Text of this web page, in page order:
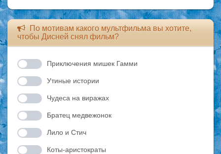
По мотивам какого мультфильма вы хотите,
чтобы Дисней снял фильм?
Приключения мишек Гамми
Утиные истории
Чудеса на виражах
Братец медвежонок
Лило и Стич
Коты-аристократы